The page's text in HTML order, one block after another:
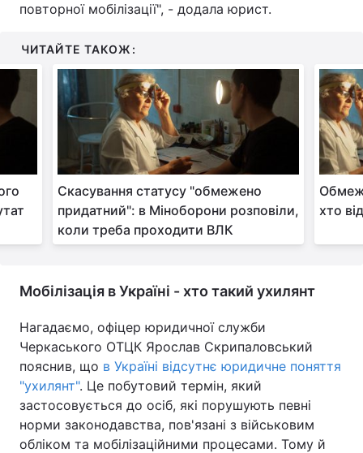
повторної мобілізації", - додала юрист.
ЧИТАЙТЕ ТАКОЖ:
Cкасування статусу "обмежено
придатний": в Міноборони розповіли,
коли треба проходити ВЛК
хто
Мобілізація в Україні - хто такий ухилянт
Нагадаємо, офіцер юридичної служби
Черкаського ОТЦК Ярослав Скрипаловський
пояснив, що в Україні відсутнє юридичне поняття
"ухилянт". Це побутовий термін, який
застосовується до осіб, які порушують певні
норми законодавства, пов'язані з військовим
обліком та мобілізаційними процесами. Тому й